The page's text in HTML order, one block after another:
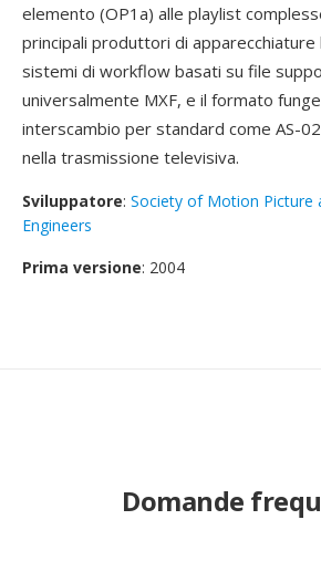
elemento (OP1a) alle playlist
principali produttori di apparecchiature
sistemi di workflow basati su file
universalmente MXF, e il formato
interscambio per standard come AS-
nella trasmissione televisiva.
Sviluppatore: Society of Motion Picture
Engineers
Prima versione: 2004
Domande